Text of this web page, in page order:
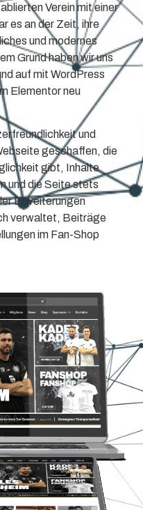
Verein mit einer
es an der Zeit, ihre
und modernes
Grund haben wir uns
auf mit WordPress
Elementor neu
und
geschaffen, die
gibt, Inhalte
und die Seite stets
Erweiterungen
verwaltet, Beiträge
im Fan-Shop